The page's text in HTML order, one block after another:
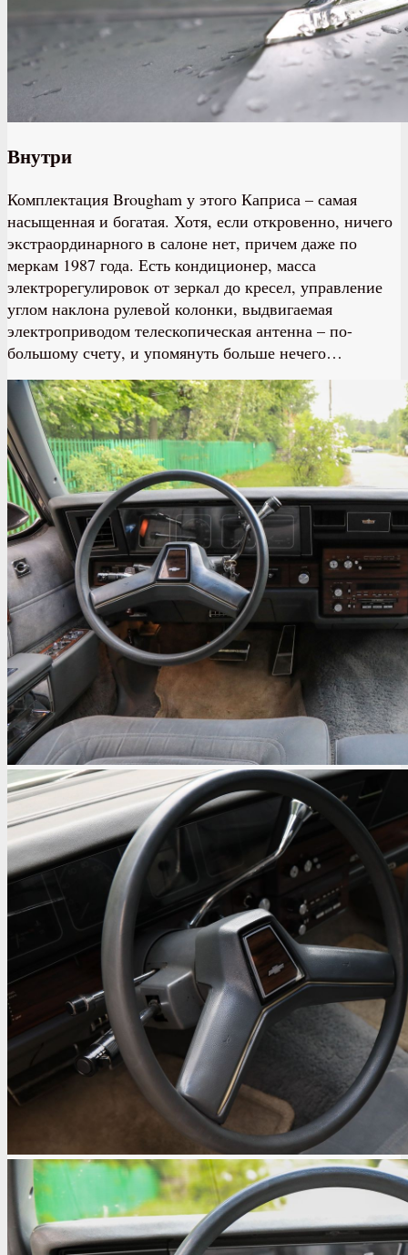
Внутри​
Комплектация Brougham у этого Каприса – самая
насыщенная и богатая. Хотя, если откровенно, ничего
экстраординарного в салоне нет, причем даже по
меркам 1987 года. Есть кондиционер, масса
электрорегулировок от зеркал до кресел, управление
углом наклона рулевой колонки, выдвигаемая
электроприводом телескопическая антенна – по-
большому счету, и упомянуть больше нечего…